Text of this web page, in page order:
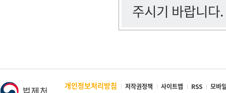
주시기 바랍니다.
개인정보처리방침 저작권정책 사이트맵 RSS 모바